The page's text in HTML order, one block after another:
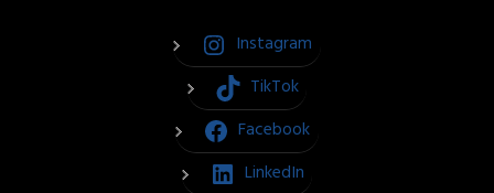
Instagram
TikTok
Facebook
LinkedIn